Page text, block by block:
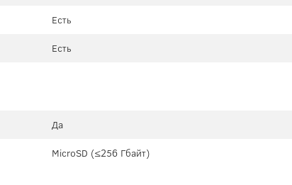
Есть
Есть
Да
MicroSD (≤256 Гбайт)